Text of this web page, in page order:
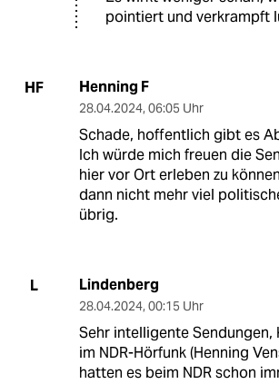
pointiert und verkrampft
HF Henning F
28.04.2024, 06:05 Uhr
Schade, hoffentlich gibt es
Ich würde mich freuen die
hier vor Ort erleben zu
dann nicht mehr viel
übrig.
L Lindenberg
28.04.2024, 00:15 Uhr
Sehr intelligente Sendungen,
im NDR-Hörfunk (Henning
hatten es beim NDR schon